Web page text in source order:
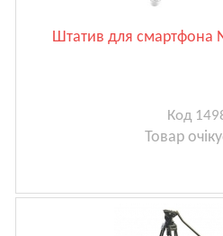
Штатив для смартфона
Код
Товар